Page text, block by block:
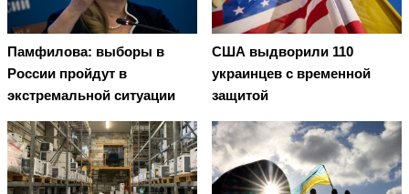
Памфилова: выборы в
России пройдут в
экстремальной ситуации
США выдворили 110
украинцев с временной
защитой